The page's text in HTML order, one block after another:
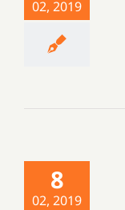
02, 2019
8
02, 2019